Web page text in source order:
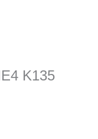
K135